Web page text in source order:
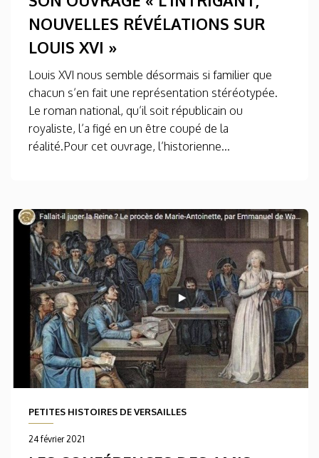
NOUVELLES RÉVÉLATIONS SUR
LOUIS XVI »
Louis XVI nous semble désormais si familier que
chacun s’en fait une représentation stéréotypée.
Le roman national, qu’il soit républicain ou
royaliste, l’a figé en un être coupé de la
réalité.Pour cet ouvrage, l’historienne...
PETITES HISTOIRES DE VERSAILLES
24 février 2021